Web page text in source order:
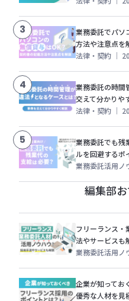
3
業務委託でパソ
方法や注意点を
法律・契約 ｜
4
業務委託の時間
交えて分かりや
法律・契約 ｜
5
業務委託でも残
ルを回避するポ
業務委託活用ノ
編集部
フリーランス・
法やサービスも
業務委託活用ノ
企業が知ってお
優秀な人材を見